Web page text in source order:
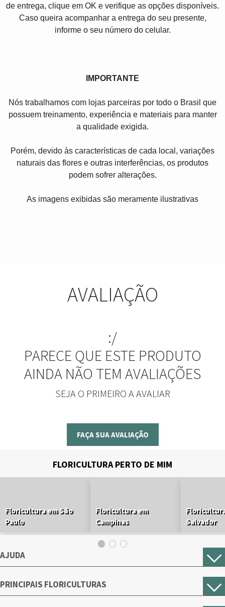
de entrega, clique em OK e verifique as opções disponíveis.
Caso queira acompanhar a entrega do seu presente,
informe o seu número do celular.
IMPORTANTE
Nós trabalhamos com lojas parceiras por todo o Brasil que
possuem treinamento, experiência e materiais para manter
a qualidade exigida.
Porém, devido às características de cada local, variações
naturais das flores e outras interferências, os produtos
podem sofrer alterações.
As imagens exibidas são meramente ilustrativas
AVALIAÇÃO
:/
PARECE QUE ESTE PRODUTO
AINDA NÃO TEM AVALIAÇÕES
SEJA O PRIMEIRO A AVALIAR
FAÇA SUA AVALIAÇÃO
FLORICULTURA PERTO DE MIM
Floricultura em São
Paulo
Floricultura em
Campinas
Salvador
AJUDA
PRINCIPAIS FLORICULTURAS